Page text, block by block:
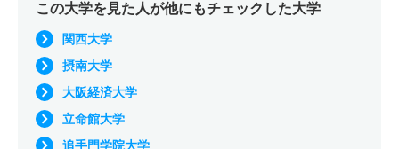
この大学を見た人が他にもチェックした大学
関西大学
摂南大学
大阪経済大学
立命館大学
追手門学院大学